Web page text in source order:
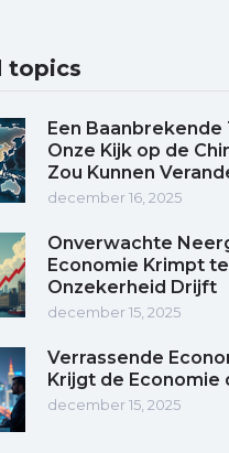
topics
Een
Onze Kijk op de
Zou Kunnen
december 16, 2025
Onverwachte
Economie Krimpt
Onzekerheid Drijft
december 15, 2025
Verrassende
Krijgt de Economie
december 15, 2025